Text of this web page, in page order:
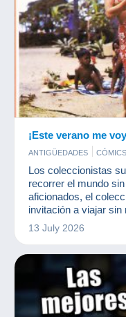
¡Este verano me
ANTIGÜEDADES CÓMICS
MONEDAS & BILLETES
TARJETAS DE
Los coleccionistas
recorrer el mundo
aficionados, el
invitación a viajar
sellos, postales,
pieza cuenta una
13 July 2026